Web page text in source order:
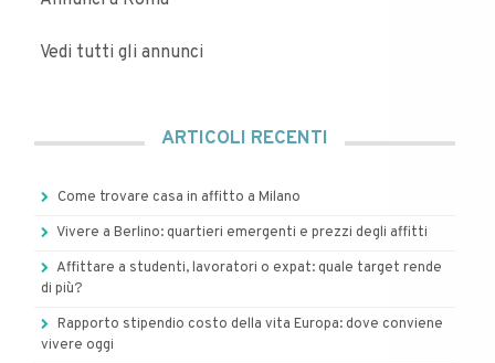
Vedi tutti gli annunci
ARTICOLI RECENTI
Come trovare casa in affitto a Milano
Vivere a Berlino: quartieri emergenti e prezzi degli affitti
Affittare a studenti, lavoratori o expat: quale target rende
di più?
Rapporto stipendio costo della vita Europa: dove conviene
vivere oggi